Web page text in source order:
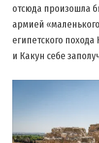
отсюда произошла
армией
египетского
и Какун себе